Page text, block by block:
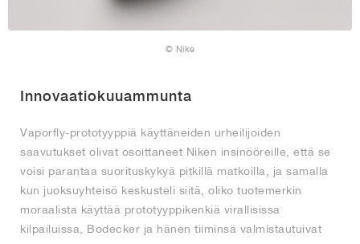
© Nike
Innovaatiokuuammunta
Vaporfly-prototyyppiä käyttäneiden urheilijoiden
saavutukset olivat osoittaneet Niken insinööreille, että se
voisi parantaa suorituskykyä pitkillä matkoilla, ja samalla
kun juoksuyhteisö keskusteli siitä, oliko tuotemerkin
moraalista käyttää prototyyppikenkiä virallisissa
kilpailuissa, Bodecker ja hänen tiiminsä valmistautuivat